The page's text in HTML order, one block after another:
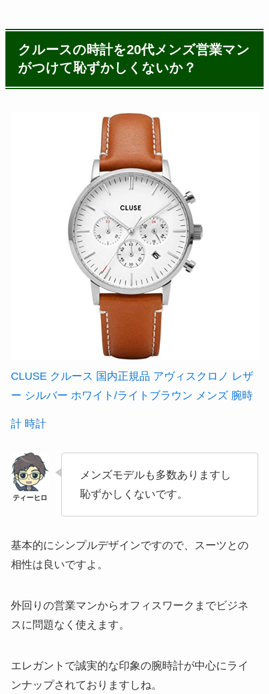
クルースの時計を20代メンズ営業マン
がつけて恥ずかしくないか？
CLUSE クルース 国内正規品 アヴィスクロノ レザ
ー シルバー ホワイト/ライトブラウン メンズ 腕時
計 時計
メンズモデルも多数ありますし
恥ずかしくないです。
基本的にシンプルデザインですので、スーツとの
相性は良いですよ。
外回りの営業マンからオフィスワークまでビジネ
スに問題なく使えます。
エレガントで誠実的な印象の腕時計が中心にライ
ンナップされておりますしね。